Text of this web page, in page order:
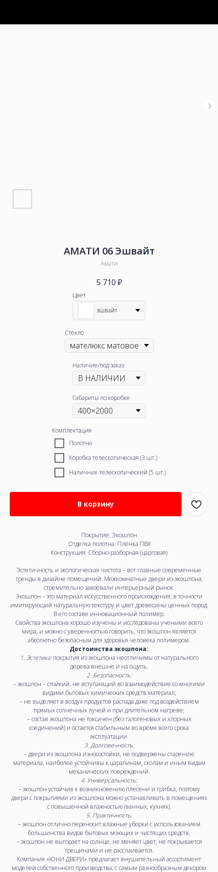
АМАТИ 06 Эшвайт
Амати
5 710 ₽
Цвет
эшвайт
Стекло
Наличие/под заказ
Габариты по коробке
Комплектация
Полотно
Коробка телескопическая (3 шт.)
Наличник телескопический (5 шт.)
В корзину
Покрытие: Экошпон
Отделка полотна: Плёнка ПВХ
Конструкция: Сборно-разборная (царговая)
Эстетичность и экологическая чистота – вот главные современные
тренды в дизайне помещений. Межкомнатные двери из экошпона,
стремительно завоевали интерьерный рынок.
Экошпон – это материал искусственного происхождения, в точности
имитирующий натуральную текстуру и цвет древесины ценных пород.
В его составе инновационный полимер.
Свойства экошпона хорошо изучены и исследованы учеными всего
мира, и можно с уверенностью говорить, что экошпон является
абсолютно безопасным для здоровья человека полимером.
Достоинства экошпона:
1. Эстетика:покрытия из экошпона неотличимы от натурального
дерева внешне и на ощупь.
2. Безопасность:
– экошпон – стойкий, не вступающий во взаимодействие со многими
видами бытовых химических средств материал;
– не выделяет в воздух продуктов распада даже под воздействием
прямых солнечных лучей и при длительном нагреве;
– состав экошпона не токсичен (без галогеновых и хлорных
соединений) и остается стабильным во время всего срока
эксплуатации.
3. Долговечность:
– двери из экошпона износостойки, не подвержены старению
материала, наиболее устойчивы к царапинам, сколам и иным видам
механических повреждений.
4. Универсальность:
– экошпон устойчив к возникновению плесени и грибка, поэтому
двери с покрытиями из экошпона можно устанавливать в помещениях
с повышенной влажностью (ванных, кухнях).
5. Практичность:
– экошпон отлично переносит влажные уборки с использованием
большинства видов бытовых моющих и чистящих средств.
– экошпон не выгорает на солнце, не меняет цвет, не покрывается
трещинами и не расслаивается.
Компания «ЮНИ ДВЕРИ» предлагает внушительный ассортимент
моделей собственного производства, с самым разнообразным декором